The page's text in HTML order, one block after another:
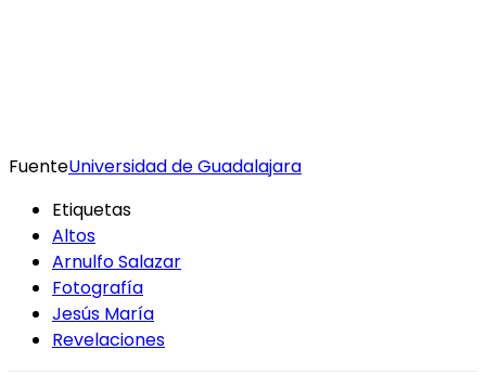
FuenteUniversidad de Guadalajara
Etiquetas
Altos
Arnulfo Salazar
Fotografía
Jesús María
Revelaciones